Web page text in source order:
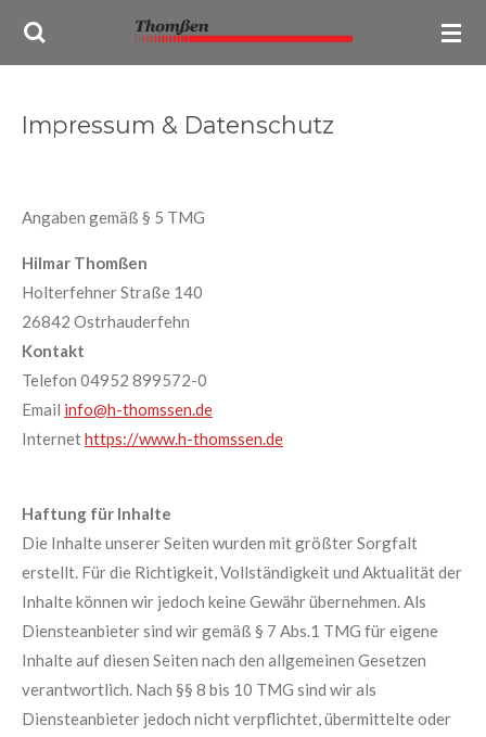
Zum
Impressum & Datenschutz
Angaben gemäß § 5 TMG
Hilmar Thomßen
Holterfehner Straße 140
26842 Ostrhauderfehn
Kontakt
Telefon 04952 899572-0
Email info@h-thomssen.de
Internethttps://www.h-thomssen.de
Haftung für Inhalte
Die Inhalte unserer Seiten wurden mit größter Sorgfalt
erstellt. Für die Richtigkeit, Vollständigkeit und Aktualität der
Inhalte können wir jedoch keine Gewähr übernehmen. Als
Diensteanbieter sind wir gemäß § 7 Abs.1 TMG für eigene
Inhalte auf diesen Seiten nach den allgemeinen Gesetzen
verantwortlich. Nach §§ 8 bis 10 TMG sind wir als
Diensteanbieter jedoch nicht verpflichtet, übermittelte oder